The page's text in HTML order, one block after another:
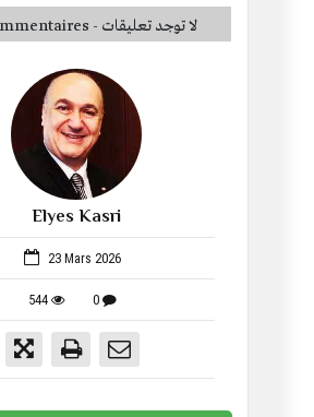
Elyes Kasri
23 Mars 2026
544 0
Pas de commentaires - لا توجد تعليقات